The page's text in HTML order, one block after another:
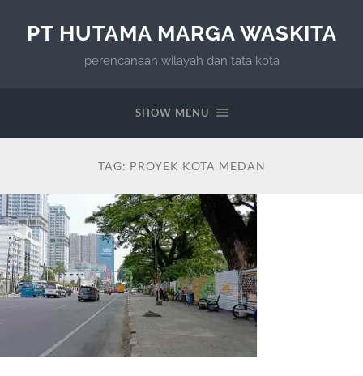
PT HUTAMA MARGA WASKITA
perencanaan wilayah dan tata kota
SHOW MENU
TAG: PROYEK KOTA MEDAN